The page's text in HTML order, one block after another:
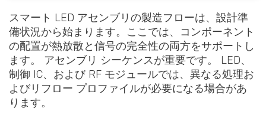
スマート LED アセンブリの製造フローは、設計準
備状況から始まります。ここでは、コンポーネント
の配置が熱放散と信号の完全性の両方をサポートし
ます。 アセンブリ シーケンスが重要です。 LED、
制御 IC、および RF モジュールでは、異なる処理お
よびリフロー プロファイルが必要になる場合があ
ります。